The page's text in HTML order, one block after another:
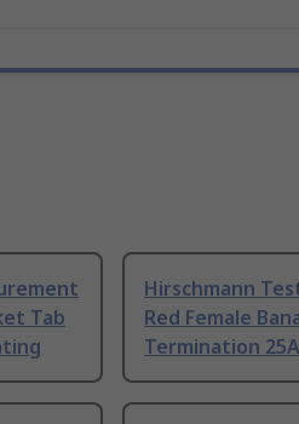
Tab
Hirschmann
Red Female
Termination